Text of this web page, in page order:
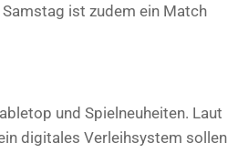
ist zudem ein Match
und Spielneuheiten. Laut
digitales Verleihsystem sollen